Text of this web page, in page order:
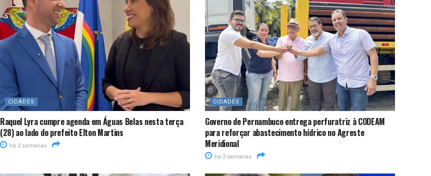
CIDADES
Raquel Lyra cumpre agenda em Águas Belas nesta terça
(28) ao lado do prefeito Elton Martins
há 2 semanas
CIDADES
Governo de Pernambuco entrega perfuratriz à CODEAM
para reforçar abastecimento hídrico no Agreste
Meridional
há 2 semanas